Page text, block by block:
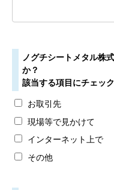
ノグチシートメタル株
か？
該当する項目にチェッ
お取引先
現場等で見かけて
インターネット上で
その他